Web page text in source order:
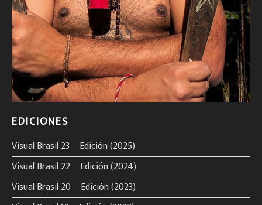
EDICIONES
Visual Brasil 23º Edición (2025)
Visual Brasil 22º Edición (2024)
Visual Brasil 20º Edición (2023)